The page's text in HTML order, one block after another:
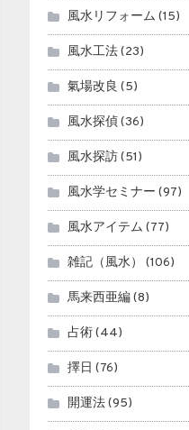
風水リフォーム (15)
風水工法(23)
氣場改良 (5)
風水探偵(36)
風水探訪(51)
風水学セミナー (97)
風水アイテム (77)
雑記（風水） (106)
馬来西亜編(8)
占術(44)
擇日 (76)
開運法(95)